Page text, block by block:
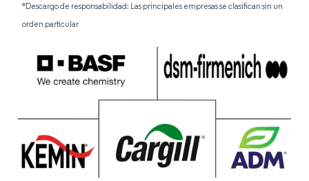
*Descargo de responsabilidad: Las principales empresas se clasifican sin un
orden particular